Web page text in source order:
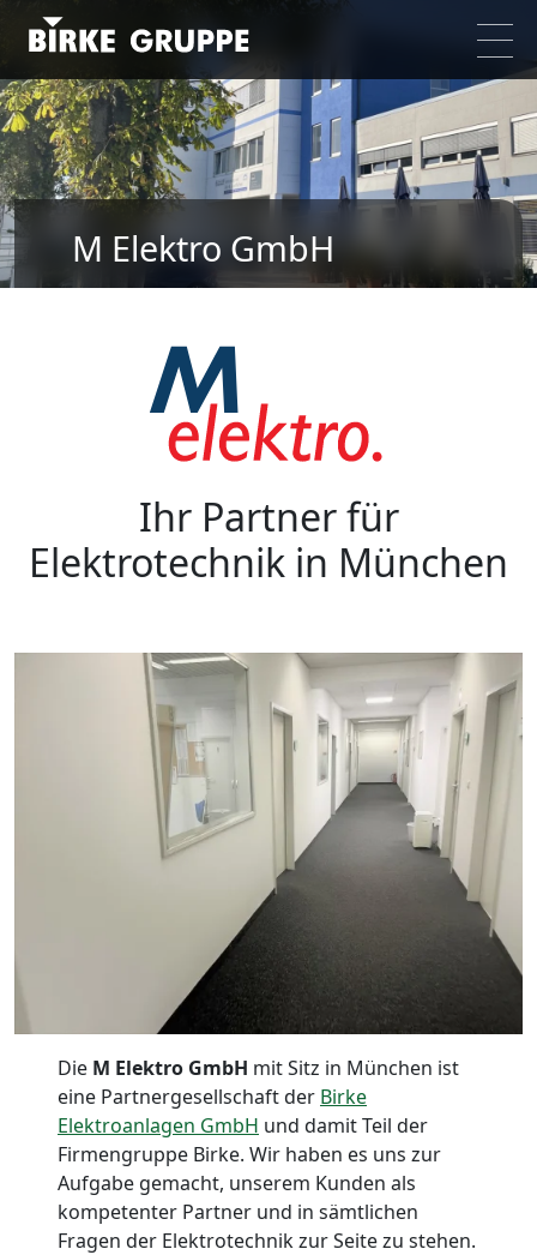
M Elektro GmbH
Ihr Partner für
Elektrotechnik in München
Die M Elektro GmbH mit Sitz in München ist
eine Partnergesellschaft der Birke
Elektroanlagen GmbH und damit Teil der
Firmengruppe Birke. Wir haben es uns zur
Aufgabe gemacht, unserem Kunden als
kompetenter Partner und in sämtlichen
Fragen der Elektrotechnik zur Seite zu stehen.